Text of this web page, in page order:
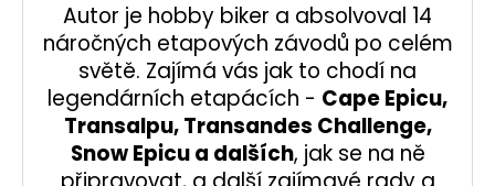
Autor je hobby biker a absolvoval 14
náročných etapových závodů po celém
světě. Zajímá vás jak to chodí na
legendárních etapácích - Cape Epicu,
Transalpu, Transandes Challenge,
Snow Epicu a dalších, jak se na ně